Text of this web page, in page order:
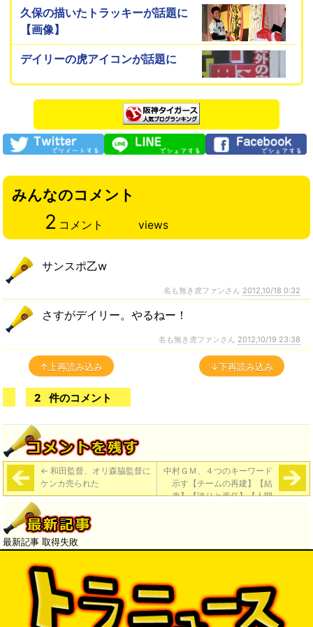
久保の描いたトラッキーが話題に
【画像】
デイリーの虎アイコンが話題に
みんなのコメント
2 コメント views
サンスポ乙w
名も無き虎ファンさん 2012,10/18 0:32
さすがデイリー。やるねー！
名も無き虎ファンさん 2012,10/19 23:38
↑上再読み込み ↓下再読み込み
2 件のコメント
← 和田監督、オリ森脇監督に
ケンカ売られた
中村ＧＭ、４つのキーワード
示す【チームの再建】【結
束】【誇りと責任】【人間
最新記事 取得失敗